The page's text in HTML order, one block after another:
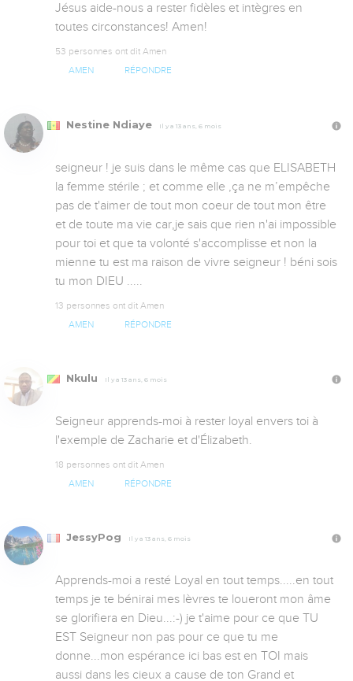
Jésus aide-nous a rester fidèles et intègres en
toutes circonstances! Amen!
53 personnes ont dit Amen
AMEN RÉPONDRE
Nestine Ndiaye Il y a 13 ans, 6 mois
seigneur ! je suis dans le même cas que ELISABETH
la femme stérile ; et comme elle ,ça ne m’empêche
pas de t'aimer de tout mon coeur de tout mon être
et de toute ma vie car,je sais que rien n'ai impossible
pour toi et que ta volonté s'accomplisse et non la
mienne tu est ma raison de vivre seigneur ! béni sois
tu mon DIEU .....
13 personnes ont dit Amen
AMEN RÉPONDRE
Nkulu Il y a 13 ans, 6 mois
Seigneur apprends-moi à rester loyal envers toi à
l'exemple de Zacharie et d'Élizabeth.
18 personnes ont dit Amen
AMEN RÉPONDRE
JessyPog Il y a 13 ans, 6 mois
Apprends-moi a resté Loyal en tout temps.....en tout
temps je te bénirai mes lèvres te loueront mon âme
se glorifiera en Dieu...:-) je t'aime pour ce que TU
EST Seigneur non pas pour ce que tu me
donne...mon espérance ici bas est en TOI mais
aussi dans les cieux a cause de ton Grand et